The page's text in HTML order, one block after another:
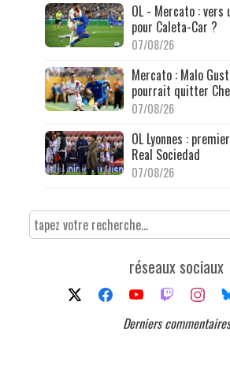
OL - Mercato :
pour Caleta-Car ?
07/08/26
Mercato : Malo
pourrait quitter
07/08/26
OL Lyonnes :
Real Sociedad
07/08/26
réseaux sociaux
Derniers commentaires